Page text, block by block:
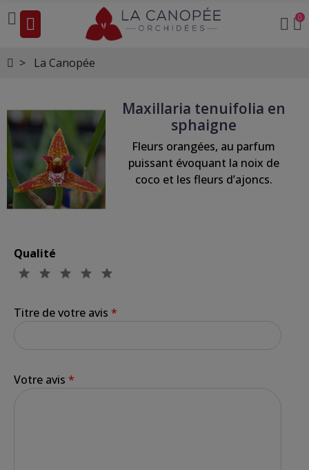
0
La Canopée
Maxillaria tenuifolia en
sphaigne
Fleurs orangées, au parfum
puissant évoquant la noix de
coco et les fleurs d’ajoncs.
Qualité
Titre de votre avis *
Votre avis *